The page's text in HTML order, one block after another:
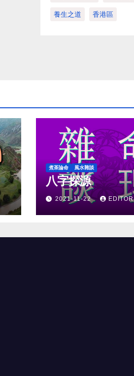
養生之道 香港區
煮茶論命 風水雜談
八字探源
2021-11-22 EDITOR